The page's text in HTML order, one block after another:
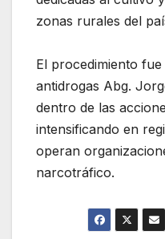
zonas rurales del
El procedimiento
antidrogas Abg.
dentro de las
intensificando en
operan
narcotráfico.